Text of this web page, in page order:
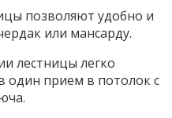
позволяют удобно и
или мансарду.
лестницы легко
один прием в потолок с